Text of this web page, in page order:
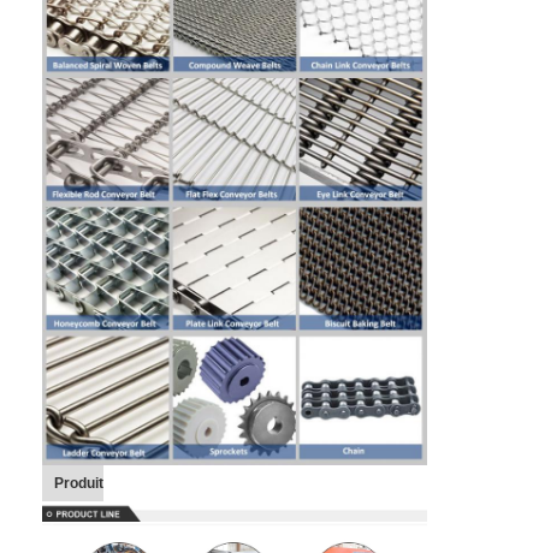
Produit